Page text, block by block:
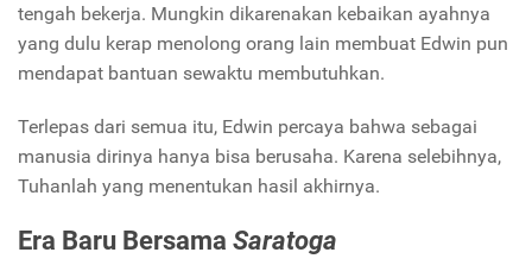
tengah bekerja. Mungkin dikarenakan kebaikan ayahnya
yang dulu kerap menolong orang lain membuat Edwin pun
mendapat bantuan sewaktu membutuhkan.
Terlepas dari semua itu, Edwin percaya bahwa sebagai
manusia dirinya hanya bisa berusaha. Karena selebihnya,
Tuhanlah yang menentukan hasil akhirnya.
Era Baru Bersama Saratoga